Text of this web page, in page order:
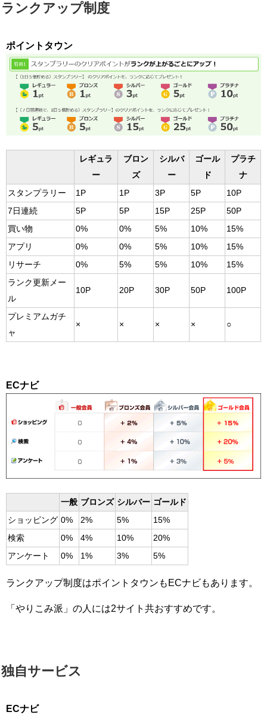
ランクアップ制度
ポイントタウン
レギュラ
ー
ブロン
ズ
シルバ
ー
ゴール
ド
プラチ
ナ
スタンプラリー
1P 1P 3P 5P
10P
7日連続
5P 5P 15P 25P
50P
買い物
0% 0% 5% 10%
15%
アプリ
0% 0% 5% 10%
15%
リサーチ
0% 5% 5% 10%
15%
ランク更新メー
ル
10P 20P 30P 50P 100P
プレミアムガチ
ャ
× × × × ○
ECナビ
一般 ブロンズ シルバー ゴールド
ショッピング 0% 2% 5%
15%
検索
0% 4% 10%
20%
アンケート
0% 1% 3% 5%
ランクアップ制度はポイントタウンもECナビもあります。
「やりこみ派」の人には2サイト共おすすめです。
独自サービス
ECナビ